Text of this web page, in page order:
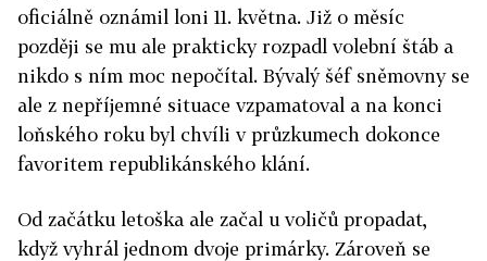
oficiálně oznámil loni 11. května. Již o měsíc
později se mu ale prakticky rozpadl volební štáb a
nikdo s ním moc nepočítal. Bývalý šéf sněmovny se
ale z nepříjemné situace vzpamatoval a na konci
loňského roku byl chvíli v průzkumech dokonce
favoritem republikánského klání.
Od začátku letoška ale začal u voličů propadat,
když vyhrál jednom dvoje primárky. Zároveň se